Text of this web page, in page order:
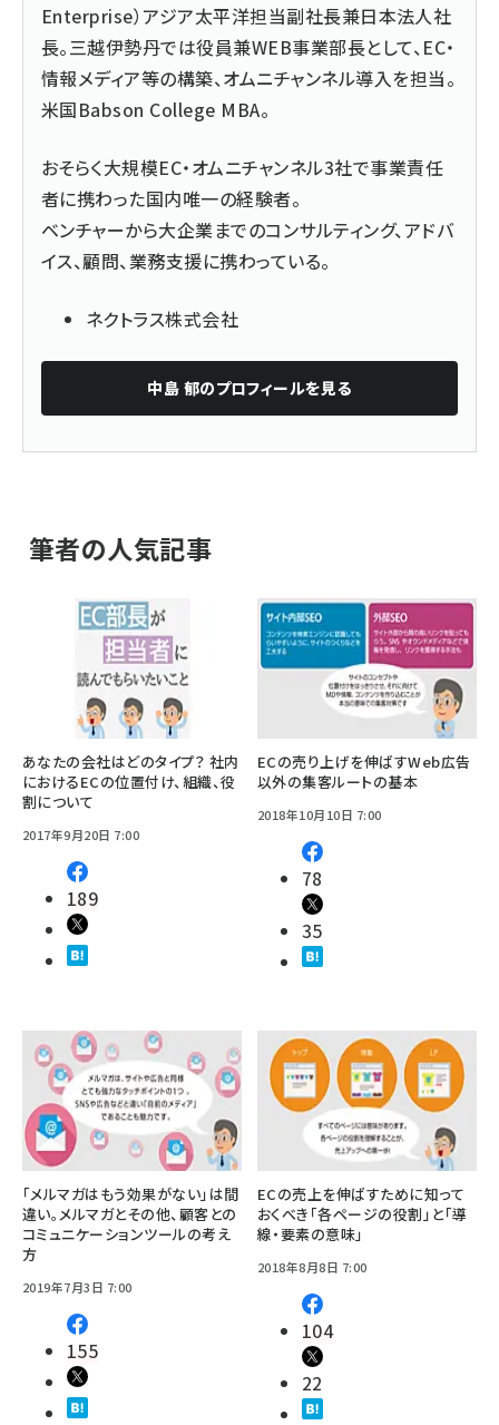
Enterprise）アジア太平洋担当副社長兼日本法人社
長。三越伊勢丹では役員兼WEB事業部長として、EC・
情報メディア等の構築、オムニチャンネル導入を担当。
米国Babson College MBA。
おそらく大規模EC・オムニチャンネル3社で事業責任
者に携わった国内唯一の経験者。
ベンチャーから大企業までのコンサルティング、アドバ
イス、顧問、業務支援に携わっている。
ネクトラス株式会社
中島 郁のプロフィールを見る
筆者の人気記事
あなたの会社はどのタイプ？ 社内
におけるECの位置付け、組織、役
割について
2017年9月20日 7:00
189
ECの売り上げを伸ばすWeb広告
以外の集客ルートの基本
2018年10月10日 7:00
78
35
「メルマガはもう効果がない」は間
違い。メルマガとその他、顧客との
コミュニケーションツールの考え
方
2019年7月3日 7:00
155
ECの売上を伸ばすために知って
おくべき「各ページの役割」と「導
線・要素の意味」
2018年8月8日 7:00
104
22